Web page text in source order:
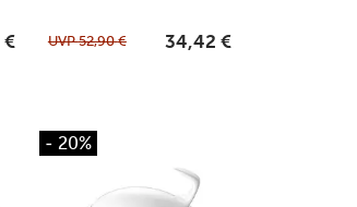
€ UVP52,90 € 34,42 €
- 20%